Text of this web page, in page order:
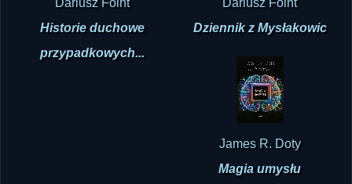
Dariusz Foint
Historie duchowe
przypadkowych...
Dariusz Foint
Dziennik z Mysłakowic
James R. Doty
Magia umysłu